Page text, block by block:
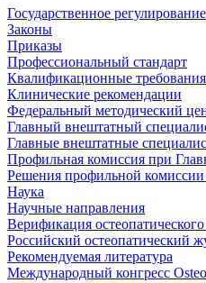
Государственное регулирование
Законы
Приказы
Профессиональный стандарт
Квалификационные требования
Клинические рекомендации
Федеральный методический
Главный внештатный
Главные внештатные
Профильная комиссия при
Решения профильной комиссии
Наука
Научные направления
Верификация
Российский остеопатический
Рекомендуемая литература
Международный конгресс